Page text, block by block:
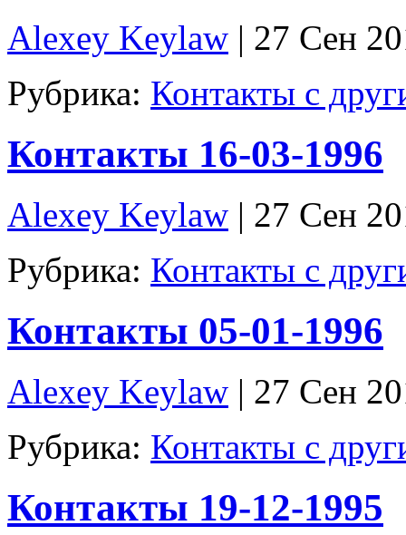
Alexey Keylaw | 27 Сен
Рубрика: Контакты с
Контакты 16-03-1996
Alexey Keylaw | 27 Сен
Рубрика: Контакты с
Контакты 05-01-1996
Alexey Keylaw | 27 Сен
Рубрика: Контакты с
Контакты 19-12-1995